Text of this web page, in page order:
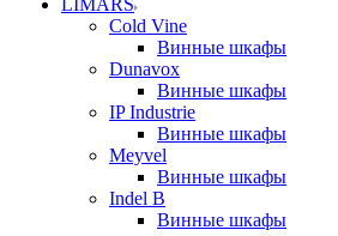
LIMARS
Cold Vine
Винные шкафы
Dunavox
Винные шкафы
IP Industrie
Винные шкафы
Meyvel
Винные шкафы
Indel B
Винные шкафы